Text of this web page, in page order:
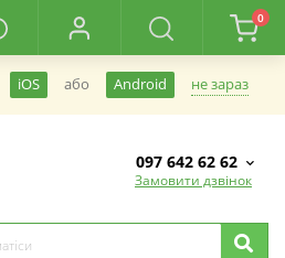
0
iOS або Android не зараз
097 642 62 62
Замовити дзвінок